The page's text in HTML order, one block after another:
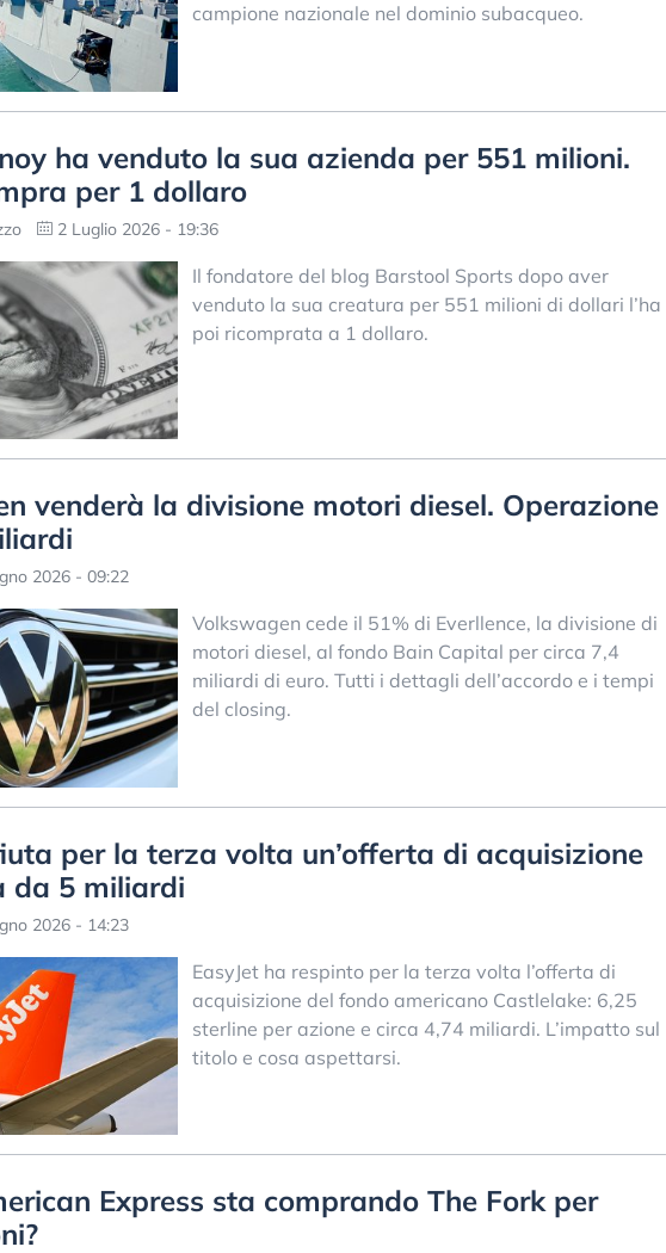
campione nazionale nel dominio subacqueo.
ha venduto la sua azienda per 551 milioni.
per 1 dollaro
2 Luglio 2026 - 19:36
Il fondatore del blog Barstool Sports dopo aver
venduto la sua creatura per 551 milioni di dollari l’ha
poi ricomprata a 1 dollaro.
venderà la divisione motori diesel. Operazione
2026 - 09:22
Volkswagen cede il 51% di Everllence, la divisione di
motori diesel, al fondo Bain Capital per circa 7,4
miliardi di euro. Tutti i dettagli dell’accordo e i tempi
del closing.
per la terza volta un’offerta di acquisizione
da 5 miliardi
2026 - 14:23
EasyJet ha respinto per la terza volta l’offerta di
acquisizione del fondo americano Castlelake: 6,25
sterline per azione e circa 4,74 miliardi. L’impatto sul
titolo e cosa aspettarsi.
Express sta comprando The Fork per